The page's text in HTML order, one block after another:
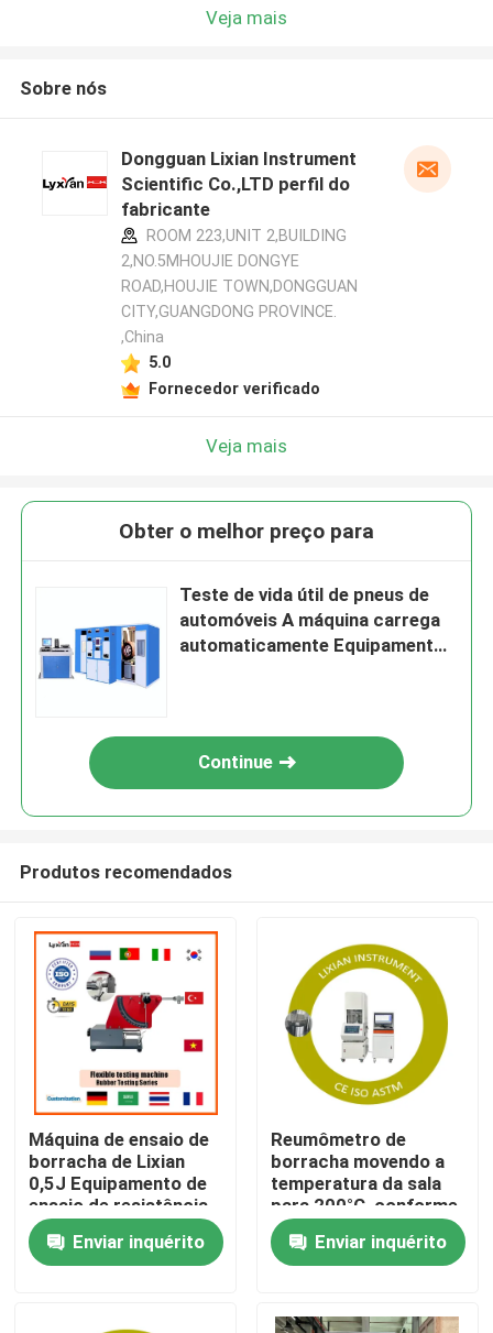
Casa
Produtos
programa de realidade virtual
Veja mais
Sobre nós
Dongguan Lixian Instrument
Scientific Co.,LTD perfil do
fabricante
ROOM 223,UNIT 2,BUILDING
2,NO.5MHOUJIE DONGYE
ROAD,HOUJIE TOWN,DONGGUAN
CITY,GUANGDONG PROVINCE.
,China
5.0
Fornecedor verificado
Veja mais
Obter o melhor preço para
Teste de vida útil de pneus de
automóveis A máquina carrega
automaticamente Equipamento
Continue
Produtos recomendados
Máquina de ensaio de
borracha de Lixian
0,5J Equipamento de
ensaio de resistência
à rebentação de
borracha flexível de
energia
Enviar inquérito
Reumômetro de
borracha movendo a
temperatura da sala
para 200°C, conforme
o padrão ISO 6502
Pressão 0,5 Mpa-0,65
Mpa
Enviar inquérito